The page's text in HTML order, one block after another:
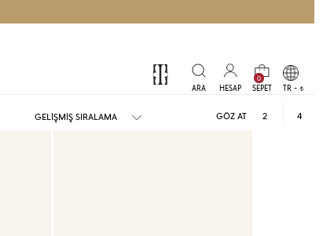
0
TR - t
GÖZ AT 2 4